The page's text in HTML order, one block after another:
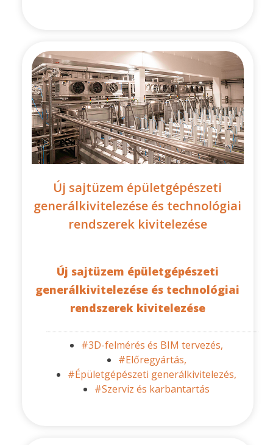
Új sajtüzem épületgépészeti
generálkivitelezése és technológiai
rendszerek kivitelezése
Új sajtüzem épületgépészeti
generálkivitelezése és technológiai
rendszerek kivitelezése
#3D-felmérés és BIM tervezés,
#Előregyártás,
#Épületgépészeti generálkivitelezés,
#Szerviz és karbantartás